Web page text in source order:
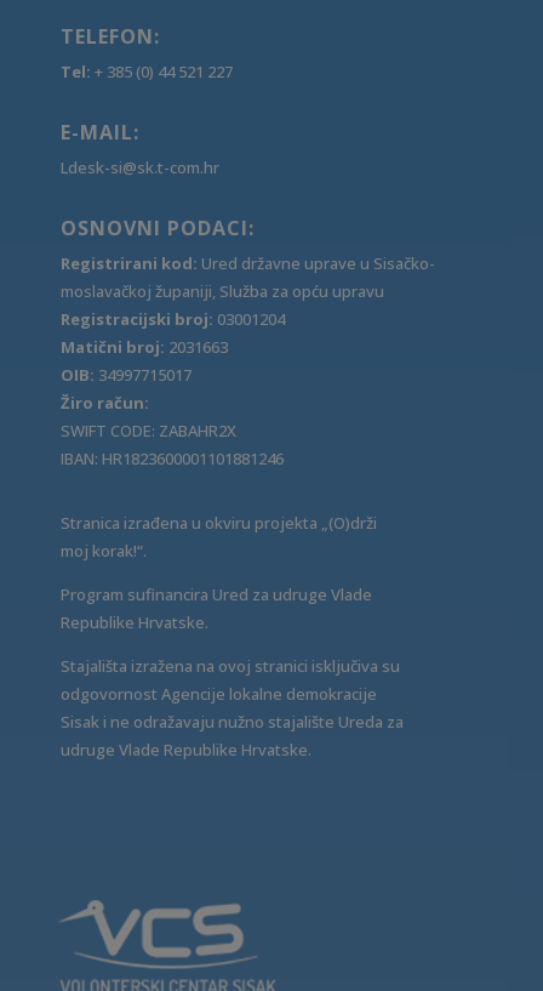
TELEFON:
Tel: + 385 (0) 44 521 227
E-MAIL:
Ldesk-si@sk.t-com.hr
OSNOVNI PODACI:
Registrirani kod: Ured državne uprave u Sisačko-
moslavačkoj županiji, Služba za opću upravu
Registracijski broj: 03001204
Matični broj: 2031663
OIB: 34997715017
Žiro račun:
SWIFT CODE: ZABAHR2X
IBAN: HR1823600001101881246
Stranica izrađena u okviru projekta „(O)drži
moj korak!“.
Program sufinancira Ured za udruge Vlade
Republike Hrvatske.
Stajališta izražena na ovoj stranici isključiva su
odgovornost Agencije lokalne demokracije
Sisak i ne odražavaju nužno stajalište Ureda za
udruge Vlade Republike Hrvatske.